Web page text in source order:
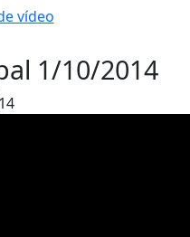
vídeo
1/10/2014